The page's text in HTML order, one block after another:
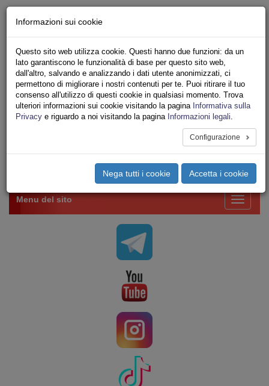
Iscriviti Online
Ricerca
Area Stampa
Privacy
VV.F.
UNIONE SINDACALE DI BASE SETTORE VIGILI
Toggle
Menu del sito
Informazioni sui cookie
Questo sito web utilizza cookie. Questi hanno due funzioni: da un
lato garantiscono le funzionalità di base per questo sito web,
dall'altro, salvando e analizzando i dati utente anonimizzati, ci
permettono di migliorare i nostri contenuti per te. Puoi ritirare il tuo
consenso all'utilizzo di questi cookie in qualsiasi momento. Trova
ulteriori informazioni sui cookie visitando la pagina Informativa sulla
Privacy e riguardo a noi visitando la pagina Informazioni legali.
Configurazione
Nega tutti i cookie Accetta i cookie